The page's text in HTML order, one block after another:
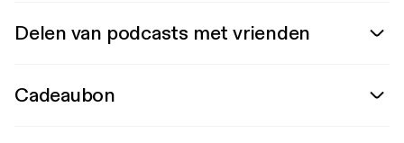
Delen van podcasts met vrienden
Cadeaubon